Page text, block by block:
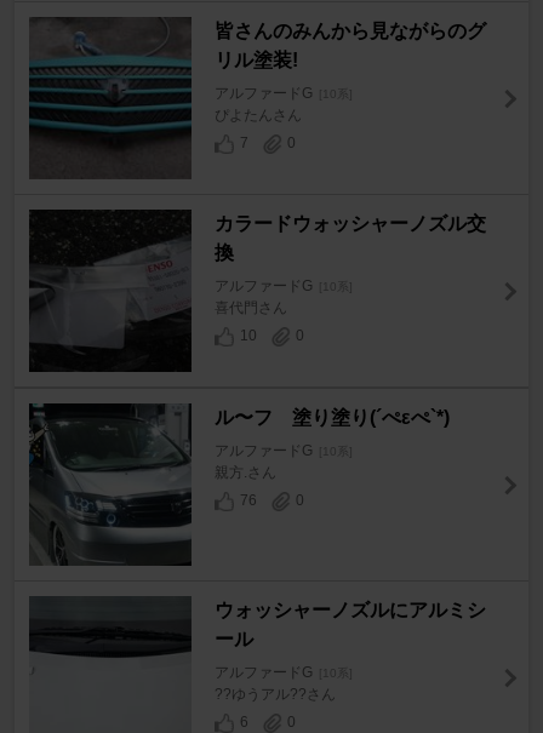
皆さんのみんから見ながらのグ
リル塗装!
アルファードG [10系]
ぴよたんさん
7
0
カラードウォッシャーノズル交
換
アルファードG [10系]
喜代門さん
10
0
ル〜フ 塗り塗り(´ぺεぺ`*)
アルファードG [10系]
親方.さん
76
0
ウォッシャーノズルにアルミシ
ール
アルファードG [10系]
??ゆうアル??さん
6
0